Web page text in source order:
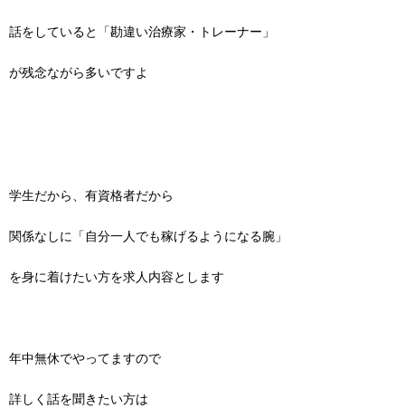
話をしていると「勘違い治療家・トレーナー」
が残念ながら多いですよ
学生だから、有資格者だから
関係なしに「自分一人でも稼げるようになる腕」
を身に着けたい方を求人内容とします
年中無休でやってますので
詳しく話を聞きたい方は